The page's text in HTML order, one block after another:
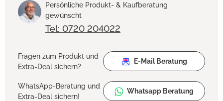
Persönliche Produkt- & Kaufberatung
gewünscht
Tel: 0720 204022
Fragen zum Produkt und
Extra-Deal sichern?
E-Mail Beratung
WhatsApp-Beratung und
Extra-Deal sichern!
Whatsapp Beratung